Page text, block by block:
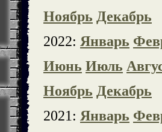
Ноябрь Декабрь
2022: Январь
Июнь Июль
Ноябрь Декабрь
2021: Январь